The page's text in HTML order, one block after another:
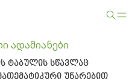
ადამიანები
ტაბულის სწავლაც
უნარებით